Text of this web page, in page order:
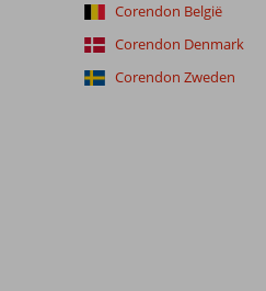
Corendon België
Corendon Denmark
Corendon Zweden